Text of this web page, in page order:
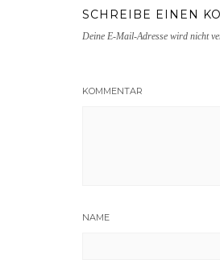
SCHREIBE EINEN
Deine E-Mail-Adresse wird nicht
KOMMENTAR
NAME